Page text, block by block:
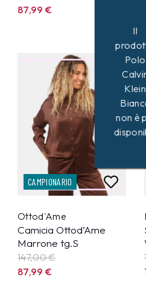
87,99€
CAMPIONARIO
Ottod'Ame
Camicia Ottod’Ame
Marrone tg.S
147,00 €
87,99€
Il
Polo
Klein
non è